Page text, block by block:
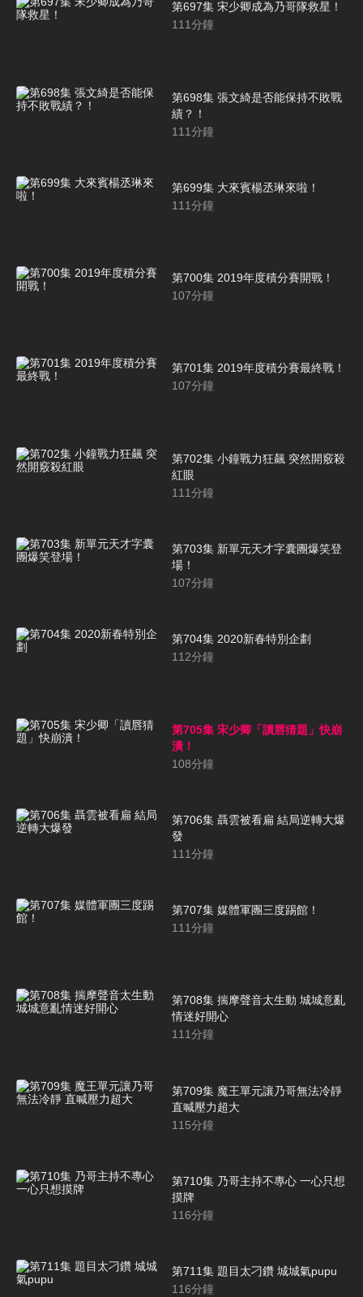
第697集 宋少卿成為乃哥隊救星！
111分鐘
第698集 張文綺是否能保持不敗戰
績？！
111分鐘
第699集 大來賓楊丞琳來啦！
111分鐘
第700集 2019年度積分賽開戰！
107分鐘
第701集 2019年度積分賽最終戰！
107分鐘
第702集 小鐘戰力狂飆 突然開竅殺
紅眼
111分鐘
第703集 新單元天才字囊團爆笑登
場！
107分鐘
第704集 2020新春特別企劃
112分鐘
第705集 宋少卿「讀唇猜題」快崩
潰！
108分鐘
第706集 聶雲被看扁 結局逆轉大爆
發
111分鐘
第707集 媒體軍團三度踢館！
111分鐘
第708集 揣摩聲音太生動 城城意亂
情迷好開心
111分鐘
第709集 魔王單元讓乃哥無法冷靜
直喊壓力超大
115分鐘
第710集 乃哥主持不專心 一心只想
摸牌
116分鐘
第711集 題目太刁鑽 城城氣pupu
116分鐘